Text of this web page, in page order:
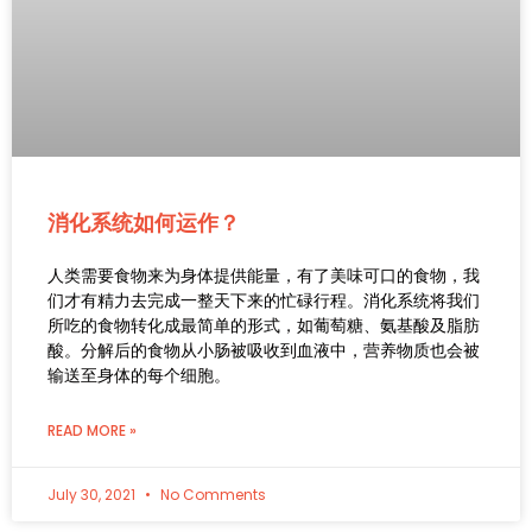
消化系统如何运作？
人类需要食物来为身体提供能量，有了美味可口的食物，我
们才有精力去完成一整天下来的忙碌行程。消化系统将我们
所吃的食物转化成最简单的形式，如葡萄糖、氨基酸及脂肪
酸。分解后的食物从小肠被吸收到血液中，营养物质也会被
输送至身体的每个细胞。
READ MORE »
July 30, 2021 No Comments